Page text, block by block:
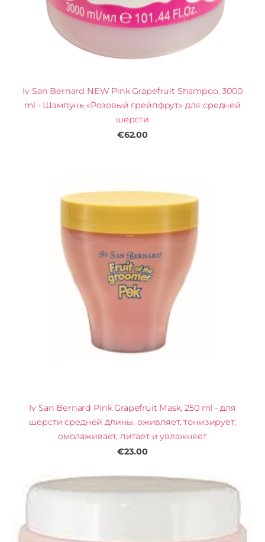
Iv San Bernard NEW Pink Grapefruit Shampoo, 3000
ml - Шампунь «Розовый грейпфрут» для средней
шерсти
€62.00
Iv San Bernard Pink Grapefruit Mask, 250 ml - для
шерсти средней длины, оживляет, тонизирует,
омолаживает, питает и увлажняет
€23.00